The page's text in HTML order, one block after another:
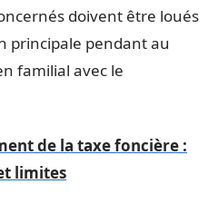
doivent être loués
principale pendant au
familial avec le
de la taxe foncière :
limites